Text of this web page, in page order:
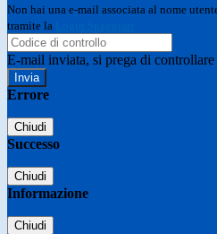
Non hai una e-mail associata al nome
tramite la
E-mail inviata, si prega di
Errore
Chiudi
Successo
Chiudi
Informazione
Chiudi